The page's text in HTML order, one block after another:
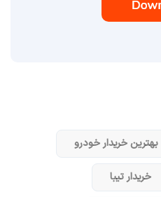
بهترین خریدار خودرو
خریدار تیبا